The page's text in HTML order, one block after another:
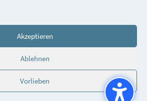
Akzeptieren
Ablehnen
Vorlieben
Schlossparkklinik Dirmstein